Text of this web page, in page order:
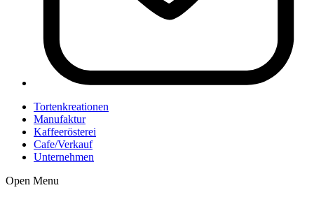
Tortenkreationen
Manufaktur
Kaffeerösterei
Cafe/Verkauf
Unternehmen
Open Menu